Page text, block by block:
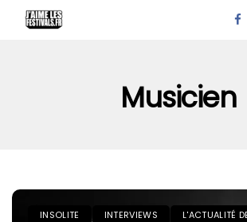
Musicien
INSOLITE INTERVIEWS L'ACTUALITÉ